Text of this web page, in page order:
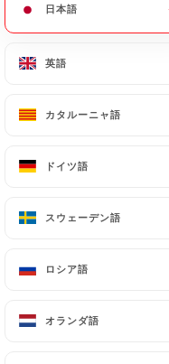
メニュー
日本語
英語
カタルーニャ語
ドイツ語
スウェーデン語
ロシア語
オランダ語
ホーム/連絡先
日本語
英語
カタルーニャ語
ドイツ語
スウェーデン語
ロシア語
オランダ語